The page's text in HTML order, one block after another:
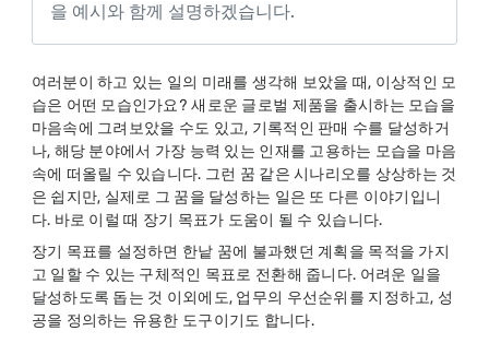
을 예시와 함께 설명하겠습니다.
여러분이 하고 있는 일의 미래를 생각해 보았을 때, 이상적인 모
습은 어떤 모습인가요? 새로운 글로벌 제품을 출시하는 모습을
마음속에 그려보았을 수도 있고, 기록적인 판매 수를 달성하거
나, 해당 분야에서 가장 능력 있는 인재를 고용하는 모습을 마음
속에 떠올릴 수 있습니다. 그런 꿈 같은 시나리오를 상상하는 것
은 쉽지만, 실제로 그 꿈을 달성하는 일은 또 다른 이야기입니
다. 바로 이럴 때 장기 목표가 도움이 될 수 있습니다.
장기 목표를 설정하면 한낱 꿈에 불과했던 계획을 목적을 가지
고 일할 수 있는 구체적인 목표로 전환해 줍니다. 어려운 일을
달성하도록 돕는 것 이외에도, 업무의 우선순위를 지정하고, 성
공을 정의하는 유용한 도구이기도 합니다.